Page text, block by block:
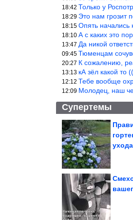
18:42 Только у Роспотребнадзора
18:29 Это нам грозит пожизненное,
18:15 Опять начались
18:10 А с каких это пор
13:47 Да никой
09:45 Тюменцам
20:27 К сожалению,
13:13 кА зёл какой то ((
12:12 Тебе вообще охрана не нужна,
12:09 Молодец, наш
Супертемы
ухода